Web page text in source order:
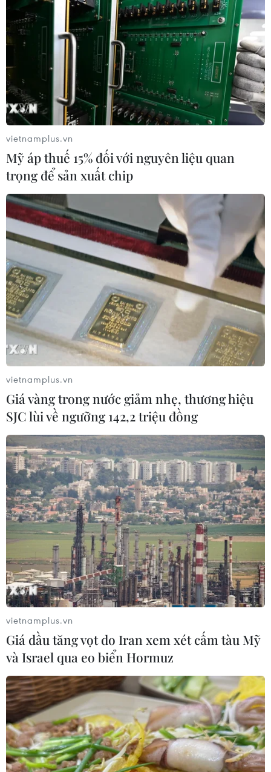
Sàn giao dịch nợ xấu ra đời sẽ là thông tin tốt cho các
ngân hàng thương mại vì trong thời gian qua nhiều
ngân hàng liên tục rao bán nợ nhưng trầy trật vì không
dễ tìm nhà đầu tư.
Chia sẻ khó khăn với DN: Các ngân hàng
đồng thuận giảm lãi suất
12/07/2021 10:50
Các ngân hàng đã thống nhất việc giảm lãi suất sẽ
hướng đến các đối tượng bị ảnh hưởng bởi dịch
COVID-19 và tùy theo đối tượng, các tổ chức tín dụng sẽ
có mức giảm lãi suất phù hợp.
Dịch COVID-19: Lợi nhuận ngân hàng
'khủng,' nguyên nhân do đâu?
16/07/2021 07:38
Trong bối cảnh dịch COVID-19 diễn biến phức tạp, nền
kinh tế chịu tác động tiêu cực, tăng trưởng thấp, doanh
nghiệp và người dân khó khăn, song ngành ngân hàng
vẫn đạt mức lợi nhuận cao đột biến.
vietnamplus.vn
Mỹ áp thuế 15% đối với nguyên liệu quan
trọng để sản xuất chip
vietnamplus.vn
Giá vàng trong nước giảm nhẹ, thương hiệu
SJC lùi về ngưỡng 142,2 triệu đồng
vietnamplus.vn
Giá dầu tăng vọt do Iran xem xét cấm tàu Mỹ
và Israel qua eo biển Hormuz